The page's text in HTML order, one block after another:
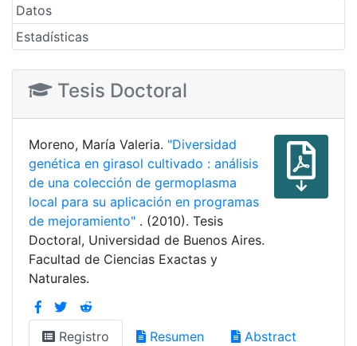
Datos
Estadísticas
Tesis Doctoral
Moreno, María Valeria. "Diversidad
genética en girasol cultivado : análisis
de una colección de germoplasma
local para su aplicación en programas
de mejoramiento" . (2010). Tesis
Doctoral, Universidad de Buenos Aires.
Facultad de Ciencias Exactas y
Naturales.
Registro Resumen Abstract